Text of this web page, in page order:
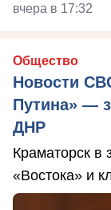
вчера в 17:32
Общество
Новости
Путина» —
ДНР
Краматорск в
«Востока» и